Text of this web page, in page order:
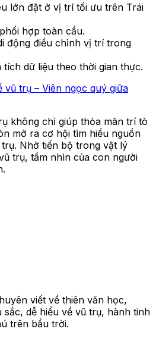
lớn đặt ở vị trí tối ưu trên Trái
hợp toàn cầu.
động điều chỉnh vị trí trong
tích dữ liệu theo thời gian thực.
vũ trụ – Viên ngọc quý giữa
không chỉ giúp thỏa mãn trí tò
mở ra cơ hội tìm hiểu nguồn
Nhờ tiến bộ trong vật lý
trụ, tầm nhìn của con người
viết về thiên văn học,
sắc, dễ hiểu về vũ trụ, hành tinh
trên bầu trời.